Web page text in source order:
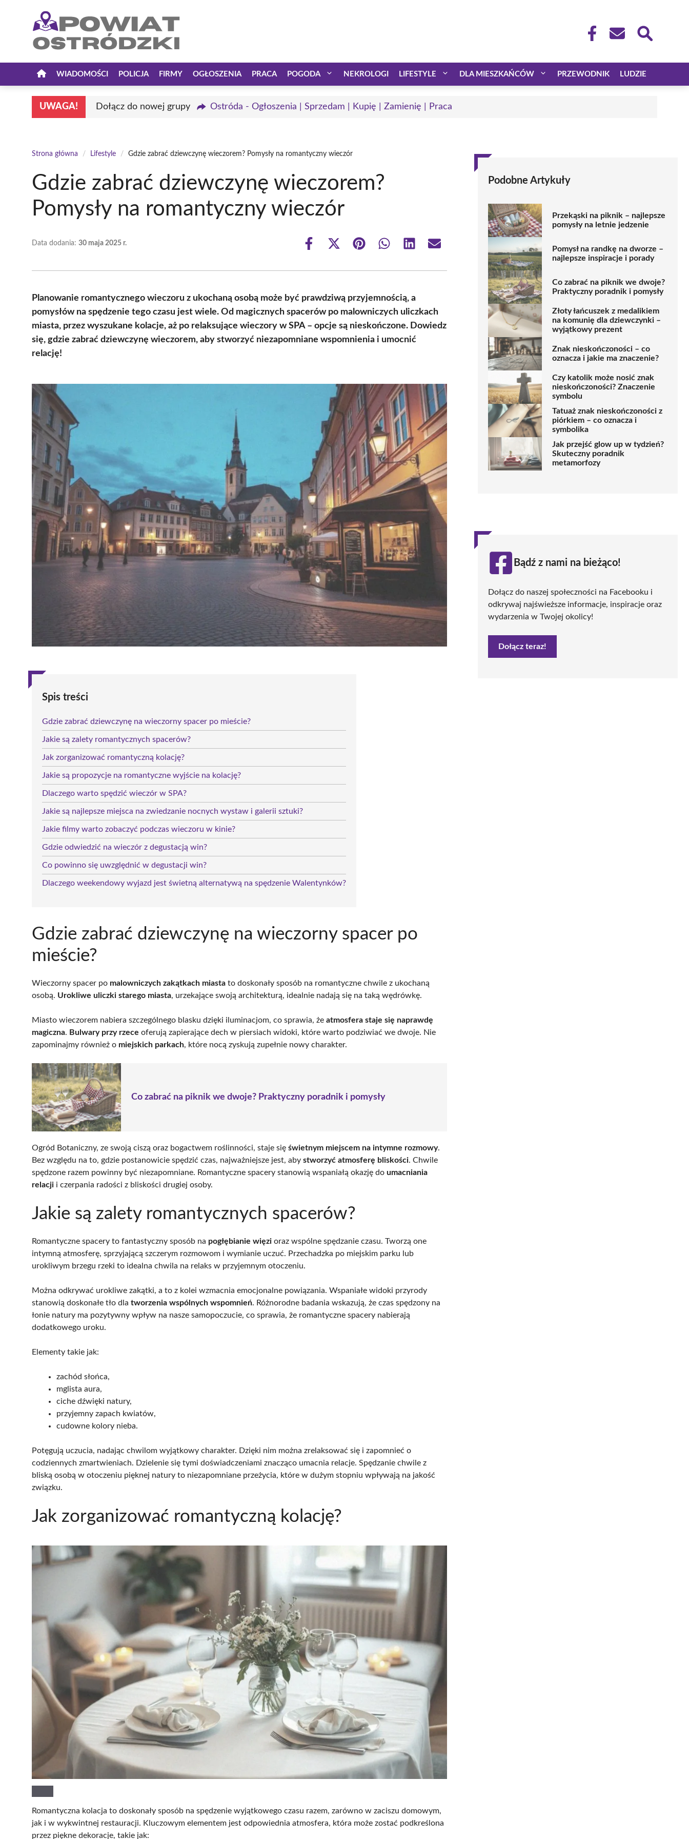
WIADOMOŚCI POLICJA FIRMY OGŁOSZENIA PRACA POGODA NEKROLOGI LIFESTYLE DLA MIESZKAŃCÓW PRZEWODNIK LUDZIE
UWAGA! Dołącz do nowej grupy Ostróda - Ogłoszenia | Sprzedam | Kupię | Zamienię | Praca
Strona główna / Lifestyle / Gdzie zabrać dziewczynę wieczorem? Pomysły na romantyczny wieczór
Gdzie zabrać dziewczynę wieczorem?
Pomysły na romantyczny wieczór
Data dodania: 30 maja 2025 r.
Share
Share
(Twitter)
Share Share Share Share
Planowanie romantycznego wieczoru z ukochaną osobą może być prawdziwą przyjemnością, a
pomysłów na spędzenie tego czasu jest wiele. Od magicznych spacerów po malowniczych uliczkach
miasta, przez wyszukane kolacje, aż po relaksujące wieczory w SPA – opcje są nieskończone. Dowiedz
się, gdzie zabrać dziewczynę wieczorem, aby stworzyć niezapomniane wspomnienia i umocnić
relację!
Spis treści
Gdzie zabrać dziewczynę na wieczorny spacer po mieście?
Jakie są zalety romantycznych spacerów?
Jak zorganizować romantyczną kolację?
Jakie są propozycje na romantyczne wyjście na kolację?
Dlaczego warto spędzić wieczór w SPA?
Jakie są najlepsze miejsca na zwiedzanie nocnych wystaw i galerii sztuki?
Jakie filmy warto zobaczyć podczas wieczoru w kinie?
Gdzie odwiedzić na wieczór z degustacją win?
Co powinno się uwzględnić w degustacji win?
Dlaczego weekendowy wyjazd jest świetną alternatywą na spędzenie Walentynków?
Gdzie zabrać dziewczynę na wieczorny spacer po
mieście?
Wieczorny spacer po malowniczych zakątkach miasta to doskonały sposób na romantyczne chwile z ukochaną
osobą. Urokliwe uliczki starego miasta, urzekające swoją architekturą, idealnie nadają się na taką wędrówkę.
Miasto wieczorem nabiera szczególnego blasku dzięki iluminacjom, co sprawia, że atmosfera staje się naprawdę
magiczna. Bulwary przy rzece oferują zapierające dech w piersiach widoki, które warto podziwiać we dwoje. Nie
zapominajmy również o miejskich parkach, które nocą zyskują zupełnie nowy charakter.
Co zabrać na piknik we dwoje? Praktyczny poradnik i pomysły
Ogród Botaniczny, ze swoją ciszą oraz bogactwem roślinności, staje się świetnym miejscem na intymne rozmowy.
Bez względu na to, gdzie postanowicie spędzić czas, najważniejsze jest, aby stworzyć atmosferę bliskości. Chwile
spędzone razem powinny być niezapomniane. Romantyczne spacery stanowią wspaniałą okazję do umacniania
relacji i czerpania radości z bliskości drugiej osoby.
Jakie są zalety romantycznych spacerów?
Romantyczne spacery to fantastyczny sposób na pogłębianie więzi oraz wspólne spędzanie czasu. Tworzą one
intymną atmosferę, sprzyjającą szczerym rozmowom i wymianie uczuć. Przechadzka po miejskim parku lub
urokliwym brzegu rzeki to idealna chwila na relaks w przyjemnym otoczeniu.
Można odkrywać urokliwe zakątki, a to z kolei wzmacnia emocjonalne powiązania. Wspaniałe widoki przyrody
stanowią doskonałe tło dla tworzenia wspólnych wspomnień. Różnorodne badania wskazują, że czas spędzony na
łonie natury ma pozytywny wpływ na nasze samopoczucie, co sprawia, że romantyczne spacery nabierają
dodatkowego uroku.
Elementy takie jak:
zachód słońca,
mglista aura,
ciche dźwięki natury,
przyjemny zapach kwiatów,
cudowne kolory nieba.
Potęgują uczucia, nadając chwilom wyjątkowy charakter. Dzięki nim można zrelaksować się i zapomnieć o
codziennych zmartwieniach. Dzielenie się tymi doświadczeniami znacząco umacnia relacje. Spędzanie chwile z
bliską osobą w otoczeniu pięknej natury to niezapomniane przeżycia, które w dużym stopniu wpływają na jakość
związku.
Jak zorganizować romantyczną kolację?
Romantyczna kolacja to doskonały sposób na spędzenie wyjątkowego czasu razem, zarówno w zaciszu domowym,
jak i w wykwintnej restauracji. Kluczowym elementem jest odpowiednia atmosfera, która może zostać podkreślona
przez piękne dekoracje, takie jak:
Podobne Artykuły
Przekąski na piknik – najlepsze
pomysły na letnie jedzenie
Pomysł na randkę na dworze –
najlepsze inspiracje i porady
Co zabrać na piknik we dwoje?
Praktyczny poradnik i pomysły
Złoty łańcuszek z medalikiem
na komunię dla dziewczynki –
wyjątkowy prezent
Znak nieskończoności – co
oznacza i jakie ma znaczenie?
Czy katolik może nosić znak
nieskończoności? Znaczenie
symbolu
Tatuaż znak nieskończoności z
piórkiem – co oznacza i
symbolika
Jak przejść glow up w tydzień?
Skuteczny poradnik
metamorfozy
Bądź z nami na bieżąco!
Dołącz do naszej społeczności na Facebooku i
odkrywaj najświeższe informacje, inspiracje oraz
wydarzenia w Twojej okolicy!
Dołącz teraz!